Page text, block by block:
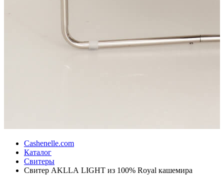
Cashenelle.com
Каталог
Свитеры
Свитер AKLLA LIGHT из 100% Royal кашемира